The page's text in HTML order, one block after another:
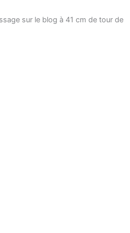
sur le blog à 41 cm de tour de